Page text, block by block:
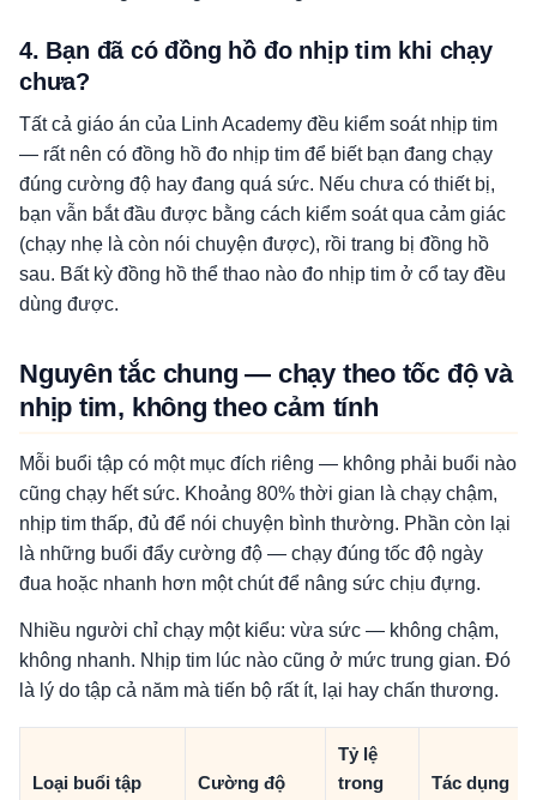
4. Bạn đã có đồng hồ đo nhịp tim khi chạy
chưa?
Tất cả giáo án của Linh Academy đều kiểm soát nhịp tim
— rất nên có đồng hồ đo nhịp tim để biết bạn đang chạy
đúng cường độ hay đang quá sức. Nếu chưa có thiết bị,
bạn vẫn bắt đầu được bằng cách kiểm soát qua cảm giác
(chạy nhẹ là còn nói chuyện được), rồi trang bị đồng hồ
sau. Bất kỳ đồng hồ thể thao nào đo nhịp tim ở cổ tay đều
dùng được.
Nguyên tắc chung — chạy theo tốc độ và
nhịp tim, không theo cảm tính
Mỗi buổi tập có một mục đích riêng — không phải buổi nào
cũng chạy hết sức. Khoảng 80% thời gian là chạy chậm,
nhịp tim thấp, đủ để nói chuyện bình thường. Phần còn lại
là những buổi đẩy cường độ — chạy đúng tốc độ ngày
đua hoặc nhanh hơn một chút để nâng sức chịu đựng.
Nhiều người chỉ chạy một kiểu: vừa sức — không chậm,
không nhanh. Nhịp tim lúc nào cũng ở mức trung gian. Đó
là lý do tập cả năm mà tiến bộ rất ít, lại hay chấn thương.
Loại buổi tập Cường độ
Tỷ lệ
trong
Tác dụng